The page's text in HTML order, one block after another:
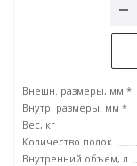
Внешн. размеры, мм *
Внутр. размеры, мм *
Вес, кг
Количество полок
Внутренний объем, л